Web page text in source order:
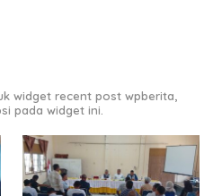
widget recent post wpberita,
pada widget ini.